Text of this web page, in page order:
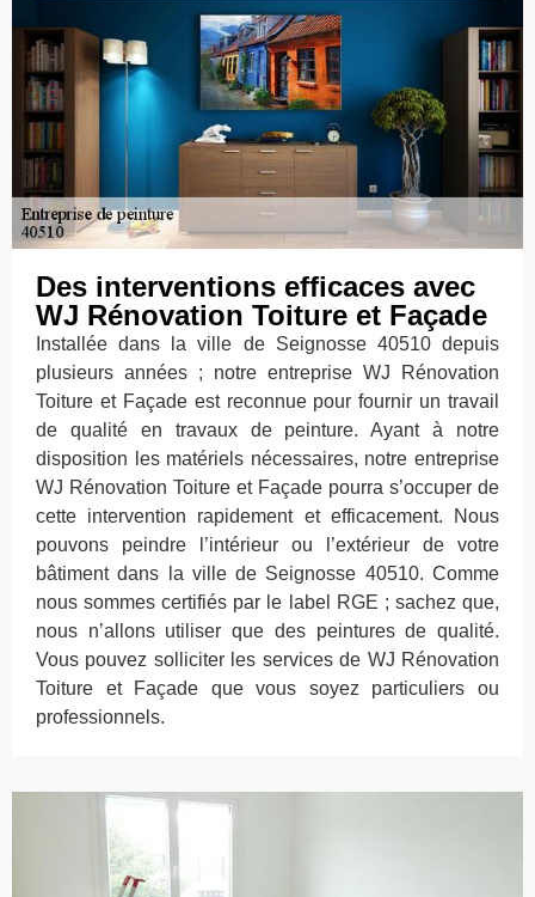
Des interventions efficaces avec
WJ Rénovation Toiture et Façade
Installée dans la ville de Seignosse 40510 depuis
plusieurs années ; notre entreprise WJ Rénovation
Toiture et Façade est reconnue pour fournir un travail
de qualité en travaux de peinture. Ayant à notre
disposition les matériels nécessaires, notre entreprise
WJ Rénovation Toiture et Façade pourra s’occuper de
cette intervention rapidement et efficacement. Nous
pouvons peindre l’intérieur ou l’extérieur de votre
bâtiment dans la ville de Seignosse 40510. Comme
nous sommes certifiés par le label RGE ; sachez que,
nous n’allons utiliser que des peintures de qualité.
Vous pouvez solliciter les services de WJ Rénovation
Toiture et Façade que vous soyez particuliers ou
professionnels.